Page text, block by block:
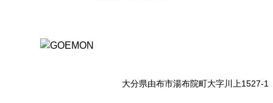
大分県由布市湯布院町大字川上1527-1